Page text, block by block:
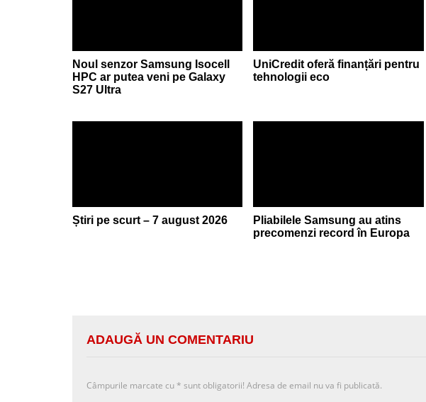
Noul senzor Samsung Isocell
HPC ar putea veni pe Galaxy
S27 Ultra
UniCredit oferă finanțări pentru
tehnologii eco
Știri pe scurt – 7 august 2026
Pliabilele Samsung au atins
precomenzi record în Europa
ADAUGĂ UN COMENTARIU
Câmpurile marcate cu * sunt obligatorii! Adresa de email nu va fi publicată.